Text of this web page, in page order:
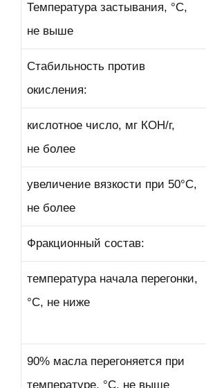
Температура застывания, °С,
не выше
Стабильность против
окисления:
кислотное число, мг КОН/г,
не более
увеличение вязкости при 50°С,
не более
Фракционный состав:
температура начала перегонки,
°С, не ниже
90% масла перегоняется при
температуре, °С, не выше